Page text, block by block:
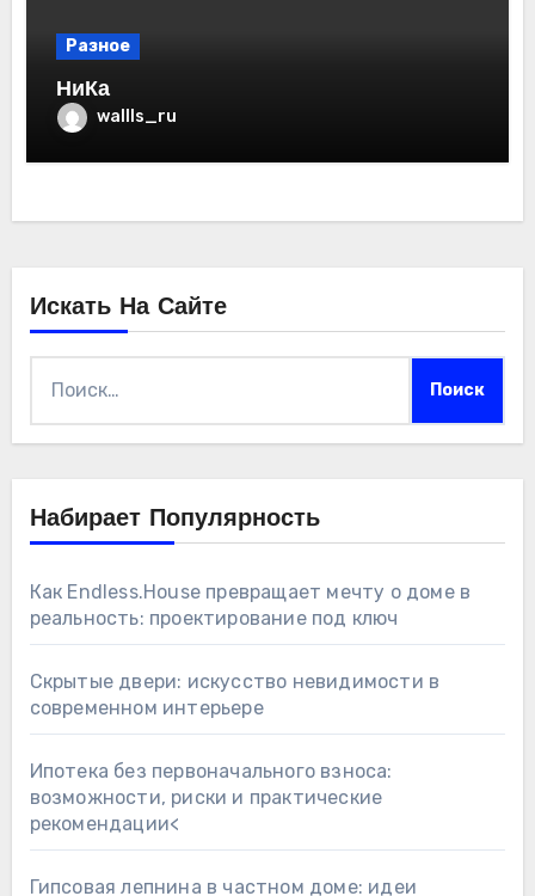
Разное
НиКа
wallls_ru
Искать На Сайте
Набирает Популярность
Как Endless.House превращает мечту о доме в
реальность: проектирование под ключ
Скрытые двери: искусство невидимости в
современном интерьере
Ипотека без первоначального взноса:
возможности, риски и практические
рекомендации<
Гипсовая лепнина в частном доме: идеи